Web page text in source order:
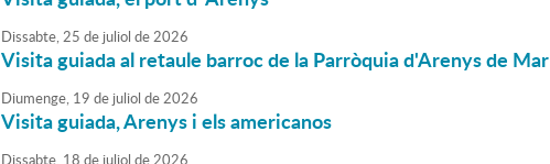
Dissabte,25 de juliol de2026
Visita guiada al retaule barroc de la Parròquia d'Arenys de Mar
Diumenge, 19 de juliol de2026
Visita guiada, Arenys i els americanos
Dissabte, 18 de juliol de2026